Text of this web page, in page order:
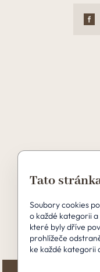
Tato
Soubory cookies
o každé kategorii
které byly dříve
prohlížeče
ke každé kategorii